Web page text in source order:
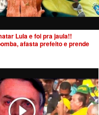
Lula e foi pra jaula!!
afasta prefeito e prende